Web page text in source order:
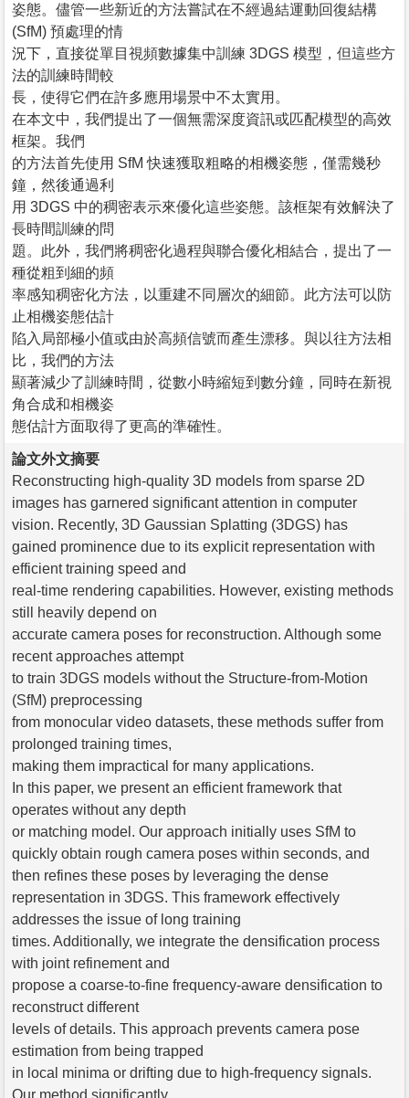
姿態。儘管一些新近的方法嘗試在不經過結運動回復結構
(SfM) 預處理的情
況下，直接從單目視頻數據集中訓練 3DGS 模型，但這些方
法的訓練時間較
長，使得它們在許多應用場景中不太實用。
在本文中，我們提出了一個無需深度資訊或匹配模型的高效
框架。我們
的方法首先使用 SfM 快速獲取粗略的相機姿態，僅需幾秒
鐘，然後通過利
用 3DGS 中的稠密表示來優化這些姿態。該框架有效解決了
長時間訓練的問
題。此外，我們將稠密化過程與聯合優化相結合，提出了一
種從粗到細的頻
率感知稠密化方法，以重建不同層次的細節。此方法可以防
止相機姿態估計
陷入局部極小值或由於高頻信號而產生漂移。與以往方法相
比，我們的方法
顯著減少了訓練時間，從數小時縮短到數分鐘，同時在新視
角合成和相機姿
態估計方面取得了更高的準確性。
論文外文摘要
Reconstructing high-quality 3D models from sparse 2D
images has garnered significant attention in computer
vision. Recently, 3D Gaussian Splatting (3DGS) has
gained prominence due to its explicit representation with
efficient training speed and
real-time rendering capabilities. However, existing methods
still heavily depend on
accurate camera poses for reconstruction. Although some
recent approaches attempt
to train 3DGS models without the Structure-from-Motion
(SfM) preprocessing
from monocular video datasets, these methods suffer from
prolonged training times,
making them impractical for many applications.
In this paper, we present an efficient framework that
operates without any depth
or matching model. Our approach initially uses SfM to
quickly obtain rough camera poses within seconds, and
then refines these poses by leveraging the dense
representation in 3DGS. This framework effectively
addresses the issue of long training
times. Additionally, we integrate the densification process
with joint refinement and
propose a coarse-to-fine frequency-aware densification to
reconstruct different
levels of details. This approach prevents camera pose
estimation from being trapped
in local minima or drifting due to high-frequency signals.
Our method significantly